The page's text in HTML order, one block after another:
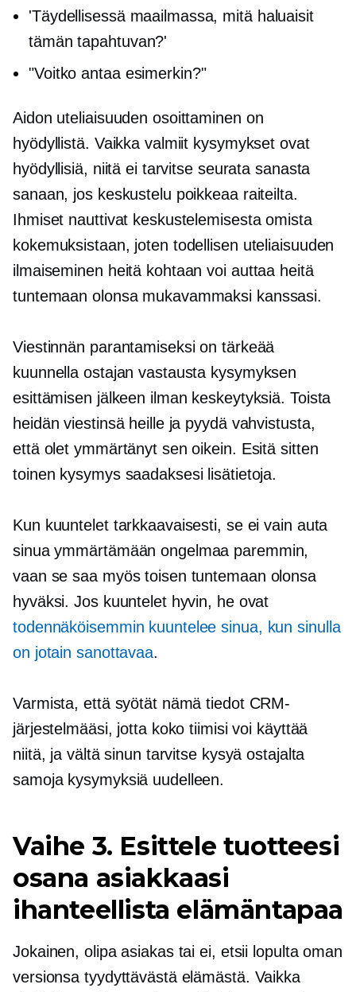
'Täydellisessä maailmassa, mitä haluaisit
tämän tapahtuvan?'
"Voitko antaa esimerkin?"
Aidon uteliaisuuden osoittaminen on
hyödyllistä. Vaikka valmiit kysymykset ovat
hyödyllisiä, niitä ei tarvitse seurata sanasta
sanaan, jos keskustelu poikkeaa raiteilta.
Ihmiset nauttivat keskustelemisesta omista
kokemuksistaan, joten todellisen uteliaisuuden
ilmaiseminen heitä kohtaan voi auttaa heitä
tuntemaan olonsa mukavammaksi kanssasi.
Viestinnän parantamiseksi on tärkeää
kuunnella ostajan vastausta kysymyksen
esittämisen jälkeen ilman keskeytyksiä. Toista
heidän viestinsä heille ja pyydä vahvistusta,
että olet ymmärtänyt sen oikein. Esitä sitten
toinen kysymys saadaksesi lisätietoja.
Kun kuuntelet tarkkaavaisesti, se ei vain auta
sinua ymmärtämään ongelmaa paremmin,
vaan se saa myös toisen tuntemaan olonsa
hyväksi. Jos kuuntelet hyvin, he ovat
todennäköisemmin kuuntelee sinua, kun sinulla
on jotain sanottavaa.
Varmista, että syötät nämä tiedot CRM-
järjestelmääsi, jotta koko tiimisi voi käyttää
niitä, ja vältä sinun tarvitse kysyä ostajalta
samoja kysymyksiä uudelleen.
Vaihe 3. Esittele tuotteesi
osana asiakkaasi
ihanteellista elämäntapaa
Jokainen, olipa asiakas tai ei, etsii lopulta oman
versionsa tyydyttävästä elämästä. Vaikka